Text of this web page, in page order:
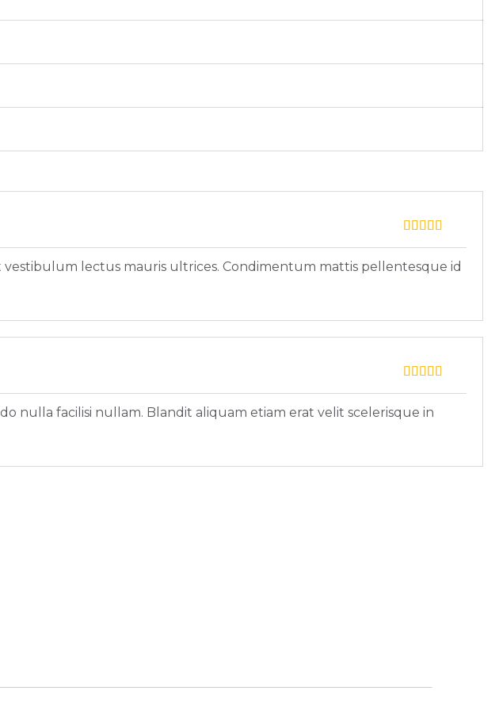
lectus mauris ultrices. Condimentum mattis pellentesque id
nulla facilisi nullam. Blandit aliquam etiam erat velit scelerisque in